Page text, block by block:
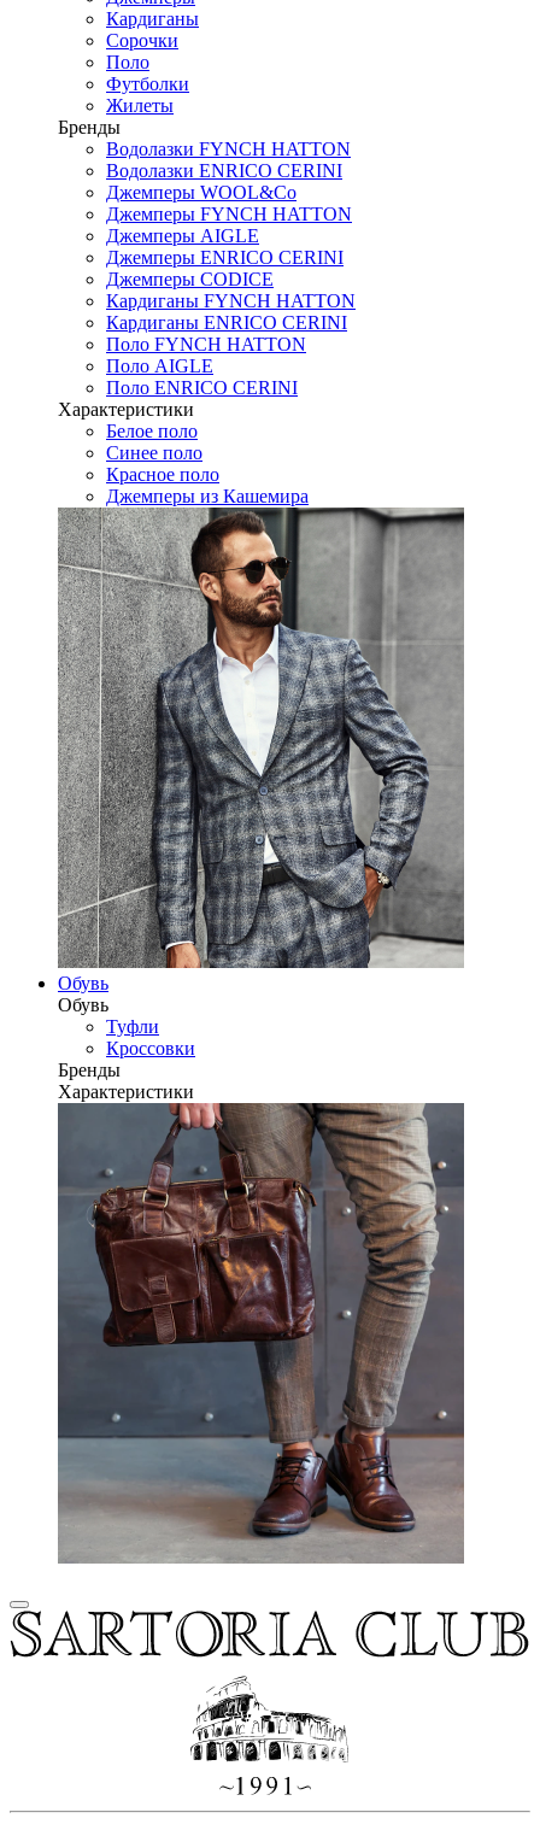
Кардиганы
Сорочки
Поло
Футболки
Жилеты
Бренды
Водолазки FYNCH HATTON
Водолазки ENRICO CERINI
Джемперы WOOL&Co
Джемперы FYNCH HATTON
Джемперы AIGLE
Джемперы ENRICO CERINI
Джемперы CODICE
Кардиганы FYNCH HATTON
Кардиганы ENRICO CERINI
Поло FYNCH HATTON
Поло AIGLE
Поло ENRICO CERINI
Характеристики
Белое поло
Синее поло
Красное поло
Джемперы из Кашемира
Обувь
Обувь
Туфли
Кроссовки
Бренды
Характеристики